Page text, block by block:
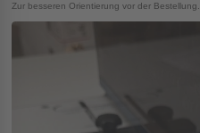
Zur besseren Orientierung vor der Bestellung.